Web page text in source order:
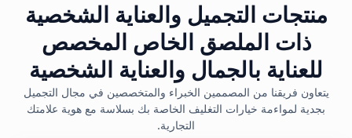
منتجات التجميل والعناية الشخصية
ذات الملصق الخاص المخصص
للعناية بالجمال والعناية الشخصية
يتعاون فريقنا من المصممين الخبراء والمتخصصين في مجال التجميل
بجدية لمواءمة خيارات التغليف الخاصة بك بسلاسة مع هوية علامتك
التجارية.